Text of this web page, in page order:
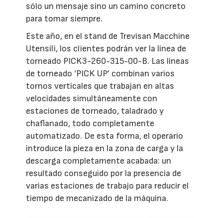
sólo un mensaje sino un camino concreto
para tomar siempre.
Este año, en el stand de Trevisan Macchine
Utensili, los clientes podrán ver la línea de
torneado PICK3-260-315-00-B. Las líneas
de torneado ‘PICK UP’ combinan varios
tornos verticales que trabajan en altas
velocidades simultáneamente con
estaciones de torneado, taladrado y
chaflanado, todo completamente
automatizado. De esta forma, el operario
introduce la pieza en la zona de carga y la
descarga completamente acabada: un
resultado conseguido por la presencia de
varias estaciones de trabajo para reducir el
tiempo de mecanizado de la máquina.